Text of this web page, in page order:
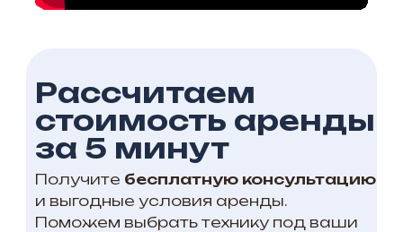
Получите бесплатную консультацию
и выгодные условия аренды.
Поможем выбрать технику под ваши
Рассчитаем
стоимость аренды
за 5 минут